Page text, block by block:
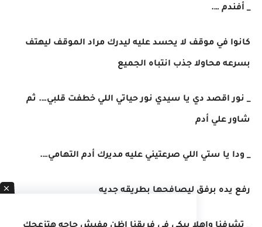
_ أفندم ….
كانوا في موقف لا يحسد عليه ليدرك مراد الموقف ليهتف
بسرعه محاولا جذب انتباه الجميع
_ نور اقصد دي يا سيدي نور حياتي اللي خطفت قلبي…. ثم
شاور علي أدم
_ ودا يا ستي اللي صرعتيني عليه مديرك أدم التهامي….
رفع يده برفق ليصافحها بطريقه جديه